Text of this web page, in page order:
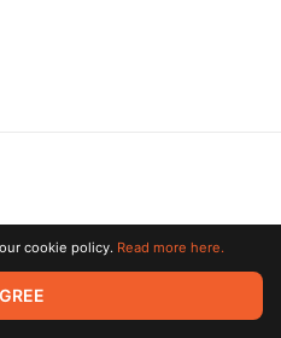
rights reserved. All trademarks
owners.
cookie policy. Read more here.